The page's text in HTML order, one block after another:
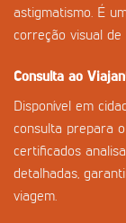
astigmatismo. É
correção visual
Consulta ao
Disponível em
consulta prepara
certificados
detalhadas,
viagem.